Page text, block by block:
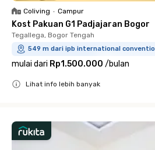
Coliving • Campur
Kost Pakuan G1 Padjajaran Bogor
Tegallega, Bogor Tengah
549 m dari ipb international
mulai dari Rp1.500.000 /bulan
Lihat info lebih banyak